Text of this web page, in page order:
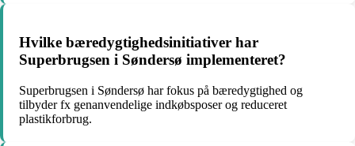
Hvilke bæredygtighedsinitiativer har
Superbrugsen i Søndersø implementeret?
Superbrugsen i Søndersø har fokus på bæredygtighed og
tilbyder fx genanvendelige indkøbsposer og reduceret
plastikforbrug.